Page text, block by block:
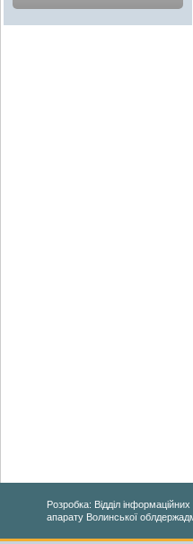
Розробка: Відділ інформаційних
апарату Волинської